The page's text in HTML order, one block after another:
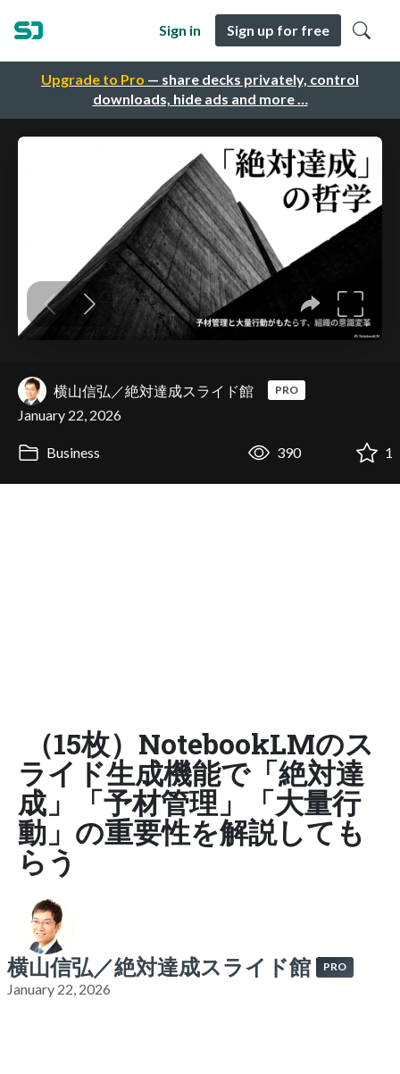
Upgrade to Pro — share decks privately, control
downloads, hide ads and more …
Sign in Sign up for free
横山信弘／絶対達成スライド館 PRO
January 22, 2026
Business 390 1
（15枚）NotebookLMのス
ライド生成機能で「絶対達
成」「予材管理」「大量行
動」の重要性を解説しても
らう
横山信弘／絶対達成スライド館 PRO
January 22, 2026